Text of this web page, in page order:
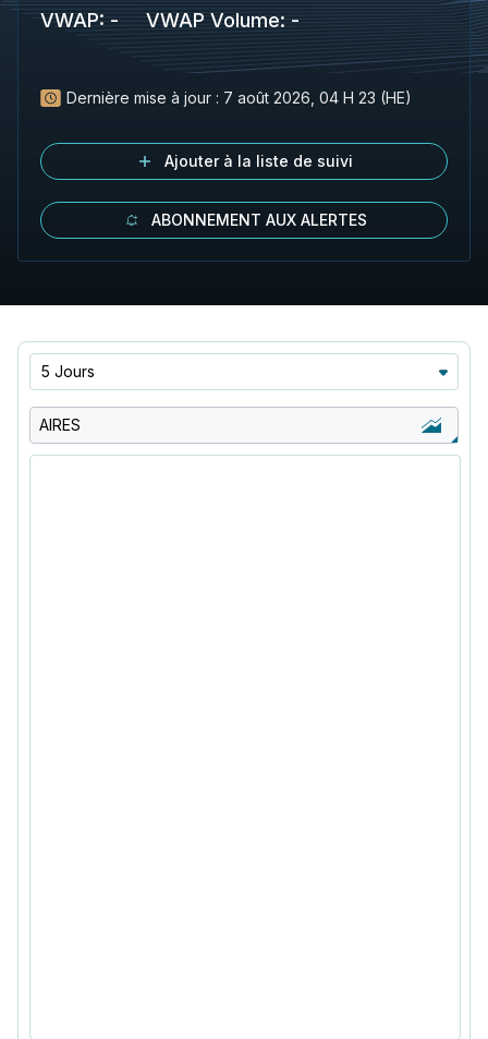
VWAP: - VWAP Volume: -
Dernière mise à jour : 7 août 2026, 04 H 23 (HE)
Ajouter à la liste de suivi
ABONNEMENT AUX ALERTES
5 Jours
AIRES